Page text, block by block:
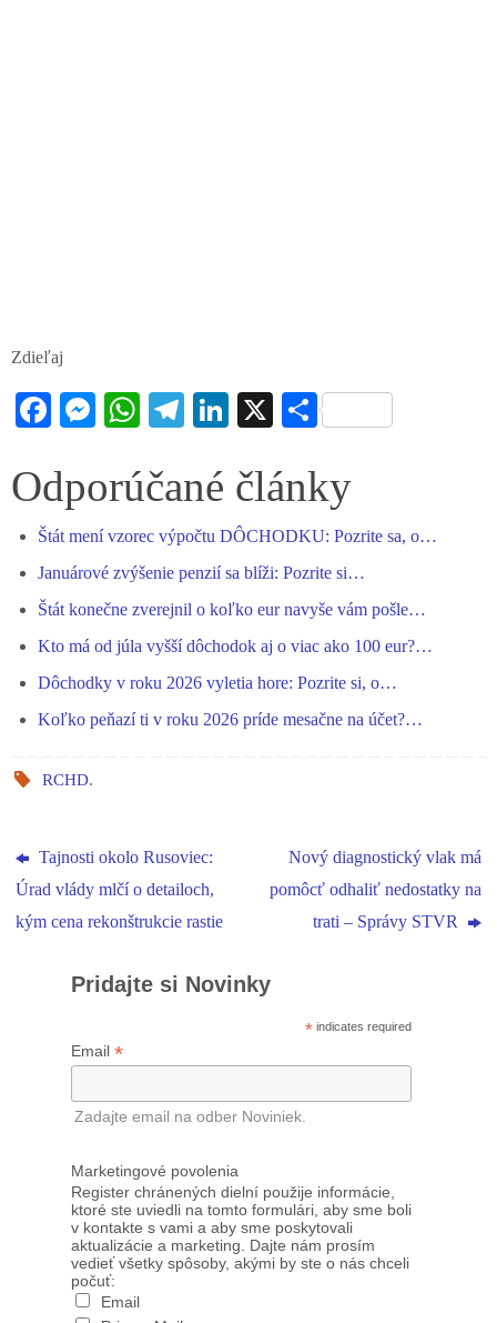
Zdieľaj
Fa
bo
ok
M
se
er
W
ts
pp
Te
gr
m
Li
ed
In
X S
re
Odporúčané články
Štát mení vzorec výpočtu DÔCHODKU: Pozrite sa, o…
Januárové zvýšenie penzií sa blíži: Pozrite si…
Štát konečne zverejnil o koľko eur navyše vám pošle…
Kto má od júla vyšší dôchodok aj o viac ako 100 eur?…
Dôchodky v roku 2026 vyletia hore: Pozrite si, o…
Koľko peňazí ti v roku 2026 príde mesačne na účet?…
RCHD.
Tajnosti okolo Rusoviec:
Úrad vlády mlčí o detailoch,
kým cena rekonštrukcie rastie
Nový diagnostický vlak má
pomôcť odhaliť nedostatky na
trati – Správy STVR
Pridajte si Novinky
* indicates required
Email *
Zadajte email na odber Noviniek.
Marketingové povolenia
Register chránených dielní použije informácie,
ktoré ste uviedli na tomto formulári, aby sme boli
v kontakte s vami a aby sme poskytovali
aktualizácie a marketing. Dajte nám prosím
vedieť všetky spôsoby, akými by ste o nás chceli
počuť:
Email